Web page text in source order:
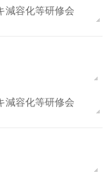
減容化等研修会
減容化等研修会